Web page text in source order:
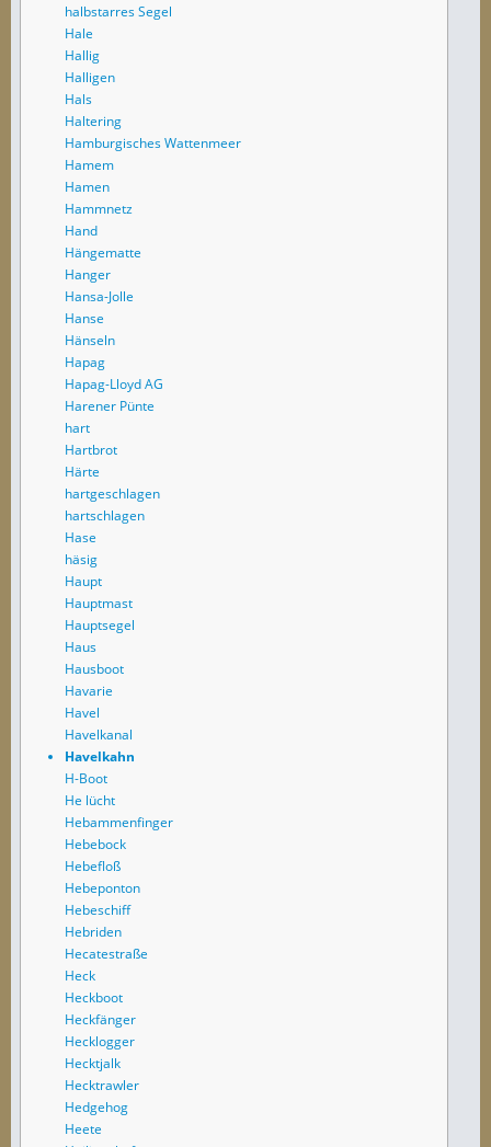
halbstarres Segel
Hale
Hallig
Halligen
Hals
Haltering
Hamburgisches Wattenmeer
Hamem
Hamen
Hammnetz
Hand
Hängematte
Hanger
Hansa-Jolle
Hanse
Hänseln
Hapag
Hapag-Lloyd AG
Harener Pünte
hart
Hartbrot
Härte
hartgeschlagen
hartschlagen
Hase
häsig
Haupt
Hauptmast
Hauptsegel
Haus
Hausboot
Havarie
Havel
Havelkanal
Havelkahn
H-Boot
He lücht
Hebammenfinger
Hebebock
Hebefloß
Hebeponton
Hebeschiff
Hebriden
Hecatestraße
Heck
Heckboot
Heckfänger
Hecklogger
Hecktjalk
Hecktrawler
Hedgehog
Heete